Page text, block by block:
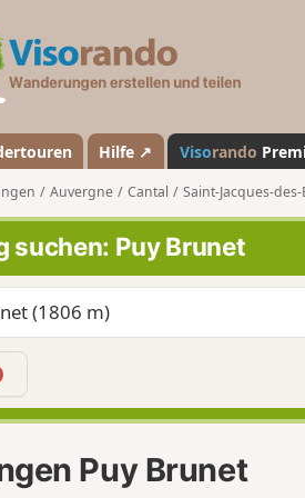
a
n
d
o
Hilfe ↗ Visorando
Auvergne Cantal Saint-Jacques-
suchen: Puy Brunet
Puy Brunet